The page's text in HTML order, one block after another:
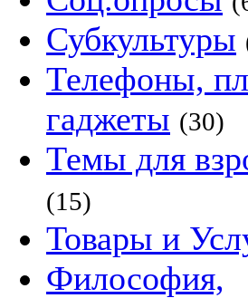
Субкультуры
Телефоны,
гаджеты (30)
Темы для
(15)
Товары и
Философия,